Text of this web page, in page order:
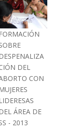
DEL
CON
ÁREA DE
- 2013